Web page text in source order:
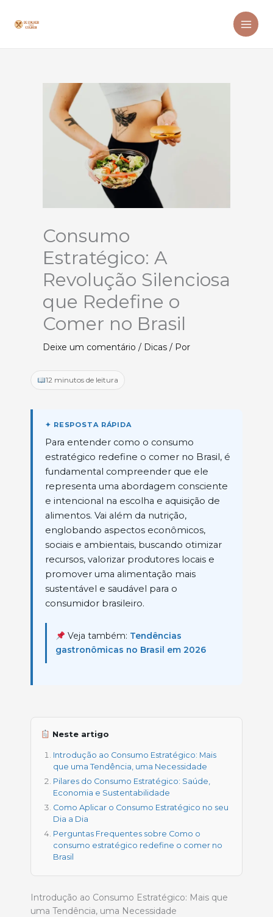
para
Consumo
Estratégico: A
Revolução Silenciosa
que Redefine o
Comer no Brasil
Deixe um comentário / Dicas / Por
12 minutos de leitura
Para entender como o consumo
estratégico redefine o comer no Brasil, é
fundamental compreender que ele
representa uma abordagem consciente
e intencional na escolha e aquisição de
alimentos. Vai além da nutrição,
englobando aspectos econômicos,
sociais e ambientais, buscando otimizar
recursos, valorizar produtores locais e
promover uma alimentação mais
sustentável e saudável para o
consumidor brasileiro.
Veja também: Tendências
gastronômicas no Brasil em 2026
Neste artigo
Introdução ao Consumo Estratégico: Mais
que uma Tendência, uma Necessidade
Pilares do Consumo Estratégico: Saúde,
Economia e Sustentabilidade
Como Aplicar o Consumo Estratégico no seu
Dia a Dia
Perguntas Frequentes sobre Como o
consumo estratégico redefine o comer no
Brasil
Introdução ao Consumo Estratégico: Mais que
uma Tendência, uma Necessidade